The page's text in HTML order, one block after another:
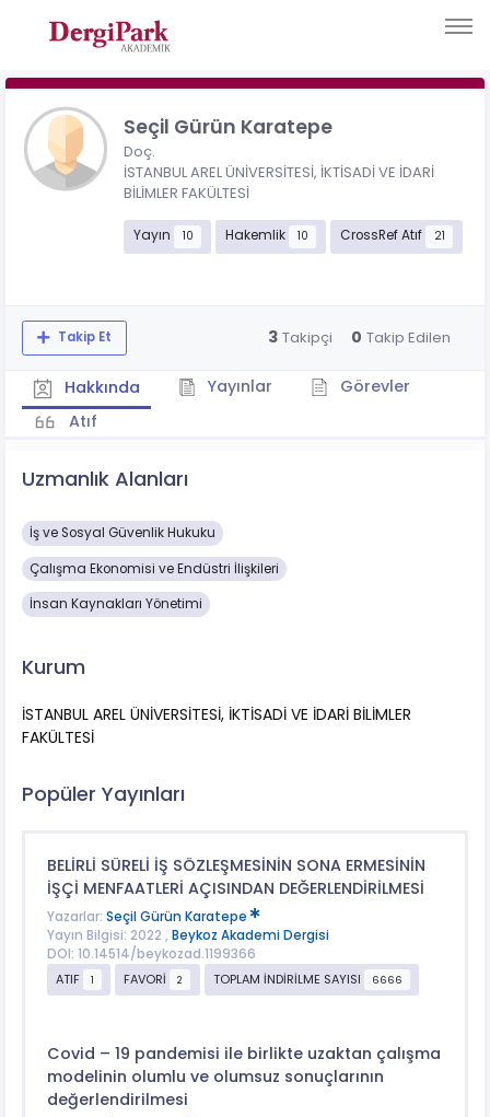
Seçil Gürün Karatepe
Doç.
İSTANBUL AREL ÜNİVERSİTESİ, İKTİSADİ VE İDARİ
BİLİMLER FAKÜLTESİ
Yayın 10 Hakemlik 10 CrossRef Atıf 21
Takip Et 3 Takipçi 0 Takip Edilen
Hakkında Yayınlar
Görevler
Atıf
Uzmanlık Alanları
İş ve Sosyal Güvenlik Hukuku
Çalışma Ekonomisi ve Endüstri İlişkileri
İnsan Kaynakları Yönetimi
Kurum
İSTANBUL AREL ÜNİVERSİTESİ, İKTİSADİ VE İDARİ BİLİMLER
FAKÜLTESİ
Popüler Yayınları
BELİRLİ SÜRELİ İŞ SÖZLEŞMESİNİN SONA ERMESİNİN
İŞÇİ MENFAATLERİ AÇISINDAN DEĞERLENDİRİLMESİ
Yazarlar: Seçil Gürün Karatepe
Yayın Bilgisi: 2022 , Beykoz Akademi Dergisi
DOI: 10.14514/beykozad.1199366
ATIF
1 FAVORİ 2 TOPLAM İNDİRİLME SAYISI 6666
Covid – 19 pandemisi ile birlikte uzaktan çalışma
modelinin olumlu ve olumsuz sonuçlarının
değerlendirilmesi